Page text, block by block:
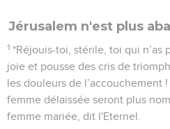
Jérusalem n'est plus
1 *Réjouis-toi, stérile, toi qui n’as
joie et pousse des cris de
les douleurs de l’accouchement
femme délaissée seront plus
femme mariée, dit l'Eternel.